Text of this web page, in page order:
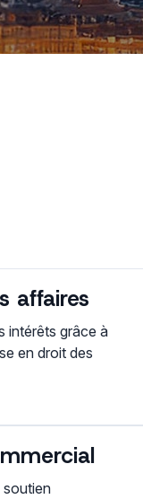
affaires
intérêts grâce à
en droit des
soutien